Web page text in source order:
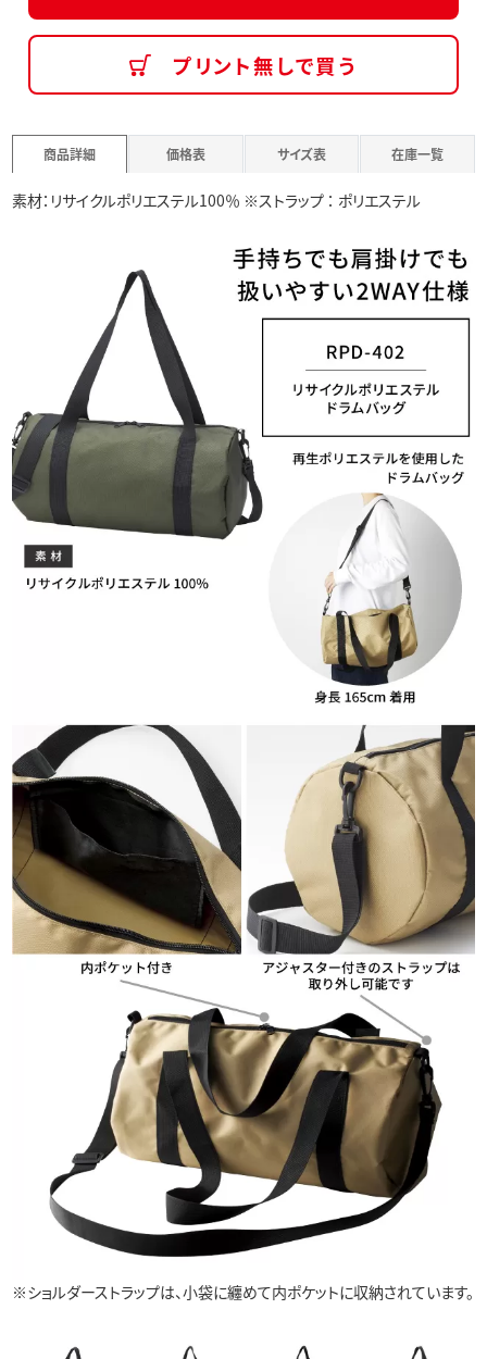
プリント無しで買う
商品詳細 価格表 サイズ表 在庫一覧
素材：リサイクルポリエステル100％ ※ストラップ ： ポリエステル
※ショルダーストラップは、小袋に纏めて内ポケットに収納されています。